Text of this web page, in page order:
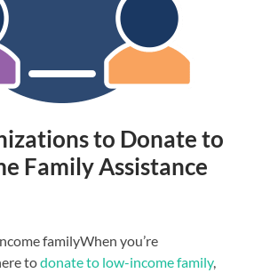
to Donate to
Family Assistance
When you’re
todonate to low-income family,